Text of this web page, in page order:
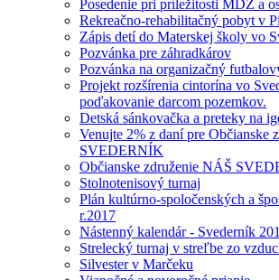
Posedenie pri príležitosti MDŽ a
Rekreačno-rehabilitačný pobyt v
Zápis detí do Materskej školy vo
Pozvánka pre záhradkárov
Pozvánka na organizačný
Projekt rozšírenia cintorína vo
poďakovanie darcom pozemkov.
Detská sánkovačka a preteky na
Venujte 2% z daní pre Občianske
SVEDERNÍK
Občianske združenie NÁŠ
Stolnotenisový turnaj
Plán kultúrno-spoločenských a
r.2017
Nástenný kalendár - Svederník
Strelecký turnaj v streľbe zo
Silvester v Marčeku